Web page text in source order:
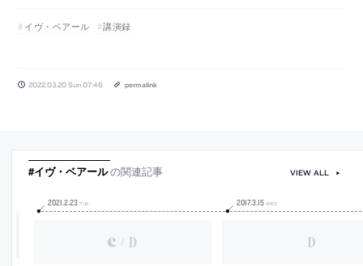
イヴ・ベアール 講演録
2022.03.20 Sun 07:46 permalink
#イヴ・ベアールの関連記事
2021.2.23 TUE 2017.3.15 WED
VIEW ALL